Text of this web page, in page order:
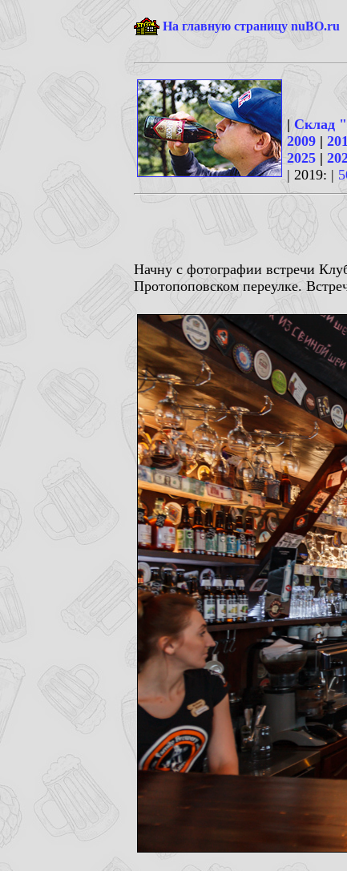
На главную страницу nuBO.ru
| Склад
2009 |
2025 |
| 2019: |
Начну с фотографии встречи
Протопоповском переулке.